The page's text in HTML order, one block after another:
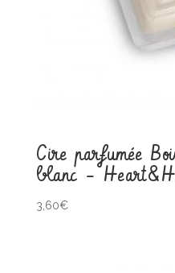
Cire parfumée
blanc –
3,60€